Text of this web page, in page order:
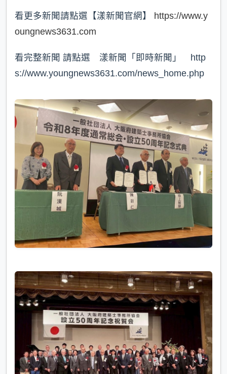
看更多新聞請點選【漾新聞官網】 https://www.y
oungnews3631.com
看完整新聞 請點選 漾新聞「即時新聞」 http
s://www.youngnews3631.com/news_home.php